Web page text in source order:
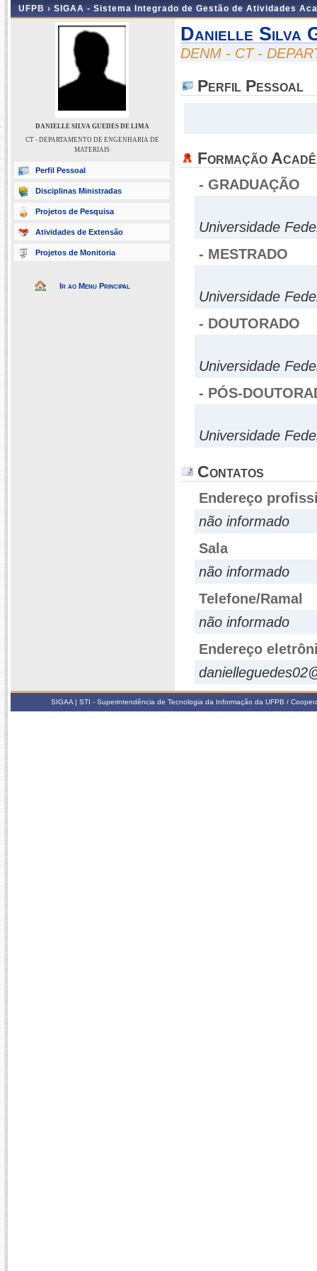
UFPB › SIGAA - Sistema Integrado de Gestão de Atividades
DANIELLE SILVA GUEDES DE LIMA
CT - DEPARTAMENTO DE ENGENHARIA DE
MATERIAIS
Perfil Pessoal
Disciplinas Ministradas
Projetos de Pesquisa
Atividades de Extensão
Projetos de Monitoria
Ir ao Menu Principal
Danielle Silva
DENM - CT -
Perfil Pessoal
Formação
- GRADUAÇÃO
Universidade
- MESTRADO
Universidade
- DOUTORADO
Universidade
- PÓS-
Universidade
Contatos
Endereço
não informado
Sala
não informado
Telefone/Ramal
não informado
Endereço
SIGAA | STI - Superintendência de Tecnologia da Informação da UFPB /